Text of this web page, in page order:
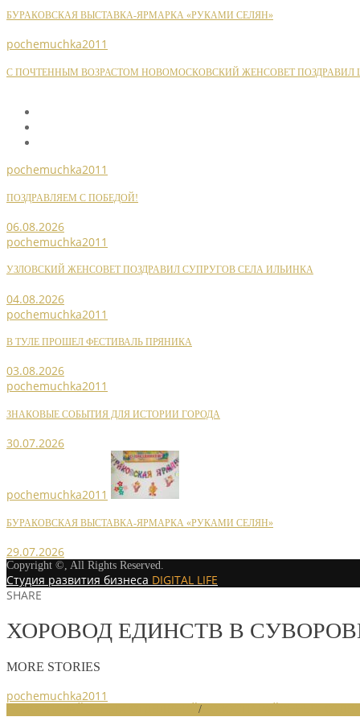
БУРАКОВСКАЯ ВЫСТАВКА-ЯРМАРКА «РУКАМИ СЕЛЯН»
pochemuchka2011
С ПОЧТЕННЫМ ВОЗРАСТОМ НОВОМОСКОВСКИЙ ЖЕНСОВЕТ ПОЗДРАВИЛ
pochemuchka2011
ПОЗДРАВЛЯЕМ С ПОБЕДОЙ!
06.08.2026
pochemuchka2011
УЗЛОВСКИЙ ЖЕНСОВЕТ ПОЗДРАВИЛ СУПРУГОВ СЕЛА ИЛЬИНКА
04.08.2026
pochemuchka2011
В ТУЛЕ ПРОШЕЛ ФЕСТИВАЛЬ ПРЯНИКА
03.08.2026
pochemuchka2011
ЗНАКОВЫЕ СОБЫТИЯ ДЛЯ ИСТОРИИ ГОРОДА
30.07.2026
pochemuchka2011
БУРАКОВСКАЯ ВЫСТАВКА-ЯРМАРКА «РУКАМИ СЕЛЯН»
29.07.2026
Copyright ©, All Rights Reserved.
Студия развития бизнеса DIGITAL LIFE
SHARE
ХОРОВОД ЕДИНСТВ В
MORE STORIES
pochemuchka2011
/